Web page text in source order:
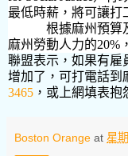
最低時薪，將可讓打
根據麻州預算
麻州勞動人力的20%
聯盟表示，如果有雇
增加了，可打電話到
3465 ，或上網填表抱
Boston Orange at 星